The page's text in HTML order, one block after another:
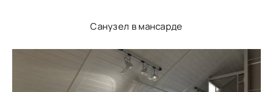
Санузел в мансарде